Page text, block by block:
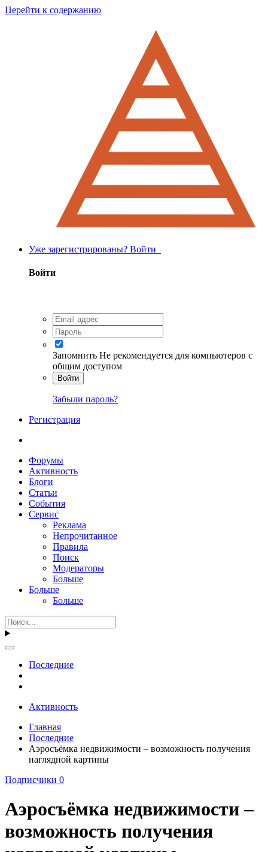
Перейти к содержанию
Уже зарегистрированы? Войти
Войти
Запомнить Не рекомендуется для компьютеров с
общим доступом
Войти
Забыли пароль?
Регистрация
Форумы
Активность
Блоги
Статьи
События
Сервис
Реклама
Непрочитанное
Правила
Поиск
Модераторы
Больше
Больше
Больше
Последние
Активность
Главная
Последние
Аэросъёмка недвижимости – возможность получения
наглядной картины
Подписчики 0
Аэросъёмка недвижимости –
возможность получения